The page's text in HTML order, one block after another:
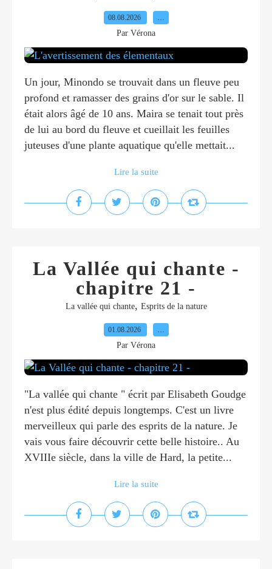
08.08.2026 …
Par Vérona
Un jour, Minondo se trouvait dans un fleuve peu
profond et ramasser des grains d'or sur le sable. Il
était alors âgé de 10 ans. Maira se tenait tout près
de lui au bord du fleuve et cueillait les feuilles
juteuses d'une plante aquatique qu'elle mettait...
Lire la suite
La Vallée qui chante -
chapitre 21 -
La vallée qui chante, Esprits de la nature
01.08.2026 …
Par Vérona
"La vallée qui chante " écrit par Elisabeth Goudge
n'est plus édité depuis longtemps. C'est un livre
merveilleux qui parle des esprits de la nature. Je
vais vous faire découvrir cette belle histoire.. Au
XVIIIe siècle, dans la ville de Hard, la petite...
Lire la suite